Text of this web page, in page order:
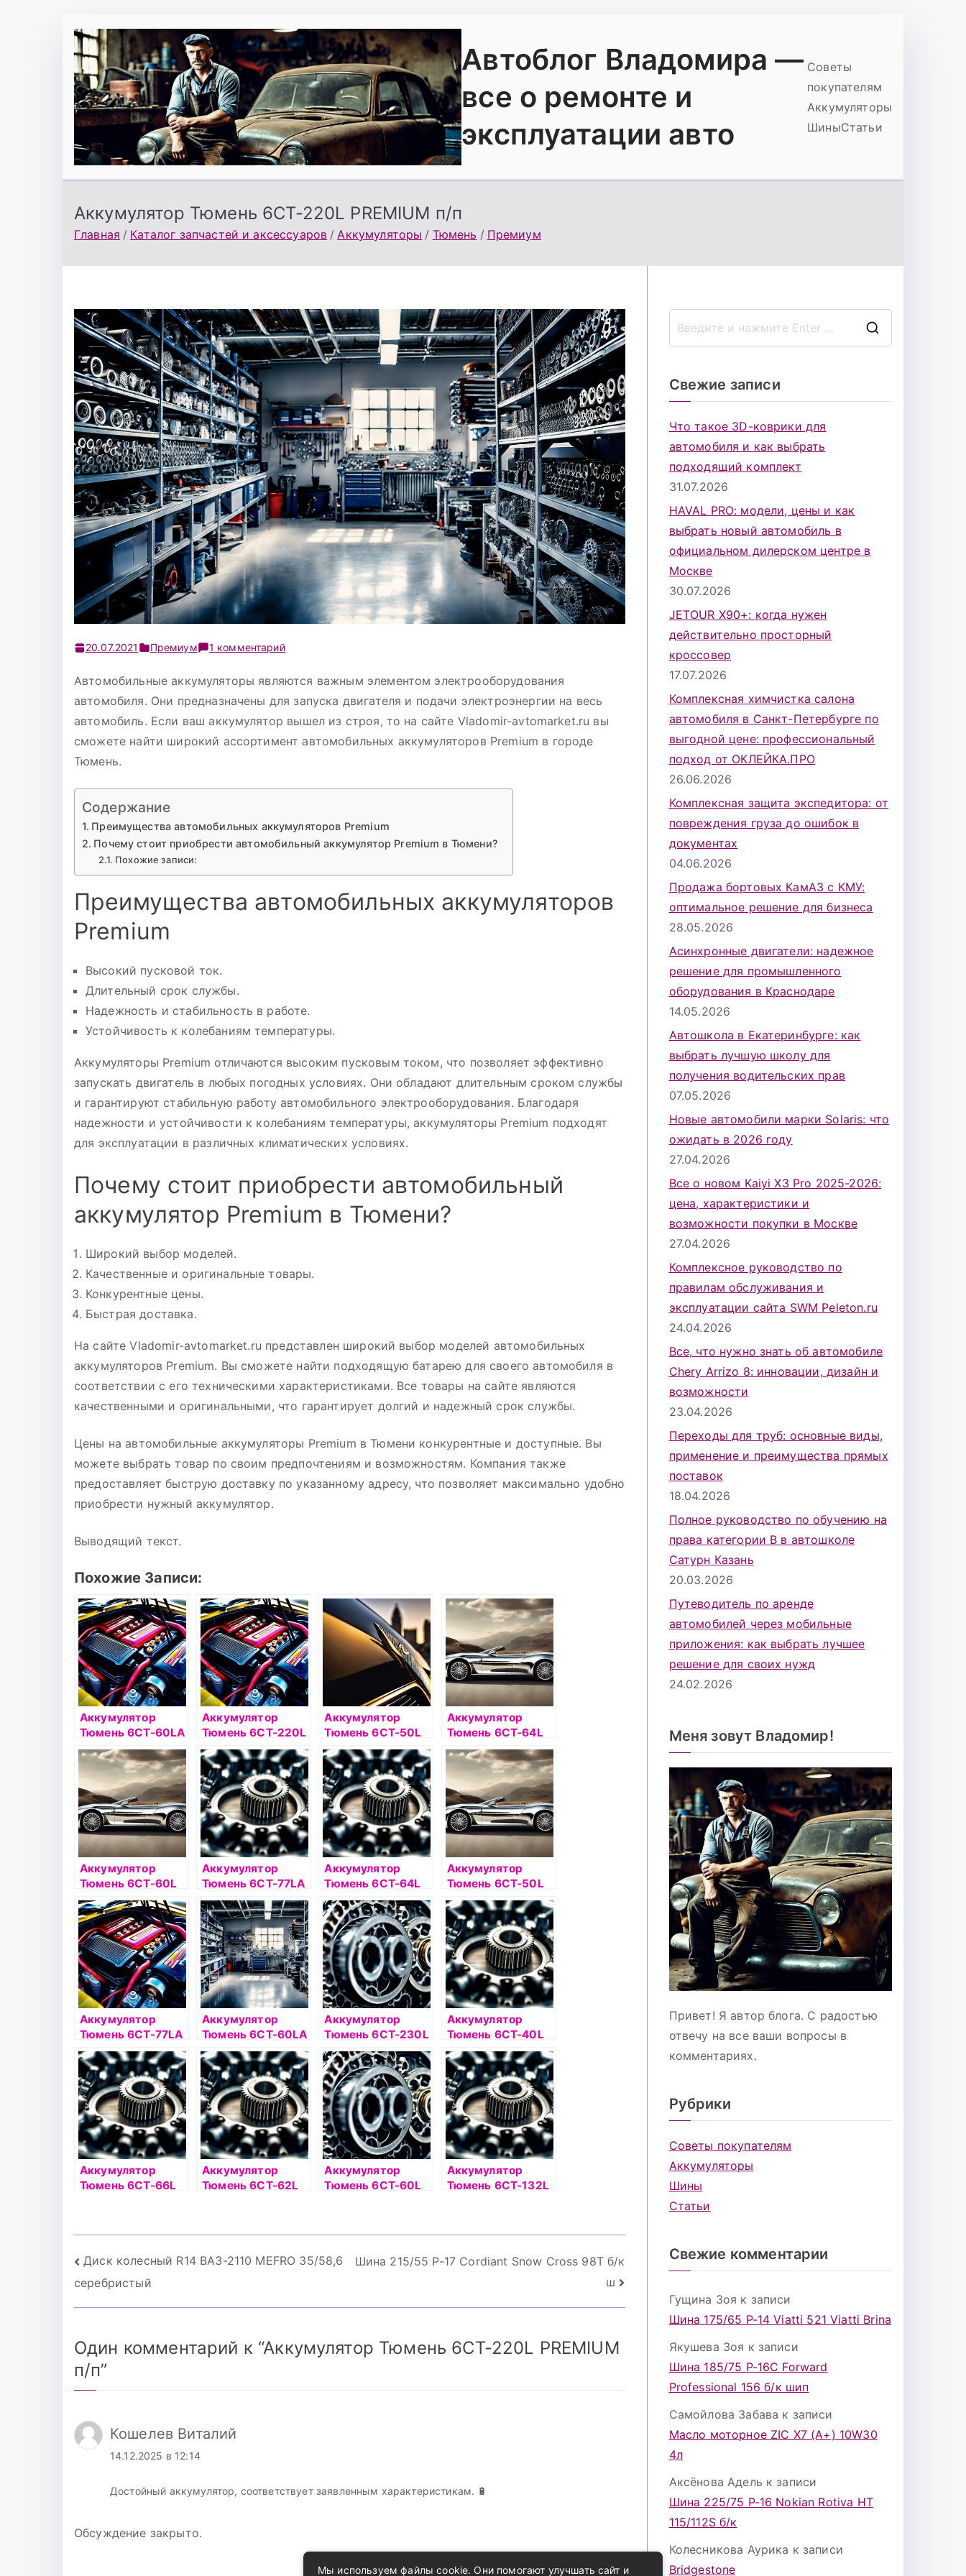
содержимому
Автоблог Владомира —
все о ремонте и
эксплуатации авто
Советы
покупателям
Аккумуляторы
ШиныСтатьи
Аккумулятор Тюмень 6СТ-220L PREMIUM п/п
Главная Каталог запчастей и аксессуаров Аккумуляторы Тюмень Премиум
20.07.2021 Премиум 1 комментарийк
Аккумулятор
Тюмень
6СТ-220L
PREMIUM
Автомобильные аккумуляторы являются важным элементом электрооборудования
автомобиля. Они предназначены для запуска двигателя и подачи электроэнергии на весь
автомобиль. Если ваш аккумулятор вышел из строя, то на сайте Vladomir-avtomarket.ru вы
сможете найти широкий ассортимент автомобильных аккумуляторов Premium в городе
Тюмень.
Содержание
Преимущества автомобильных аккумуляторов Premium
Почему стоит приобрести автомобильный аккумулятор Premium в Тюмени?
Похожие записи:
Преимущества автомобильных аккумуляторов
Premium
Высокий пусковой ток.
Длительный срок службы.
Надежность и стабильность в работе.
Устойчивость к колебаниям температуры.
Аккумуляторы Premium отличаются высоким пусковым током, что позволяет эффективно
запускать двигатель в любых погодных условиях. Они обладают длительным сроком службы
и гарантируют стабильную работу автомобильного электрооборудования. Благодаря
надежности и устойчивости к колебаниям температуры, аккумуляторы Premium подходят
для эксплуатации в различных климатических условиях.
Почему стоит приобрести автомобильный
аккумулятор Premium в Тюмени?
Широкий выбор моделей.
Качественные и оригинальные товары.
Конкурентные цены.
Быстрая доставка.
На сайте Vladomir-avtomarket.ru представлен широкий выбор моделей автомобильных
аккумуляторов Premium. Вы сможете найти подходящую батарею для своего автомобиля в
соответствии с его техническими характеристиками. Все товары на сайте являются
качественными и оригинальными, что гарантирует долгий и надежный срок службы.
Цены на автомобильные аккумуляторы Premium в Тюмени конкурентные и доступные. Вы
можете выбрать товар по своим предпочтениям и возможностям. Компания также
предоставляет быструю доставку по указанному адресу, что позволяет максимально удобно
приобрести нужный аккумулятор.
Выводящий текст.
Похожие Записи:
Аккумулятор
Тюмень 6СТ-60LA
PREMIUM о/п &
Аккумулятор
Тюмень 6СТ-60LA
PREMIUM о/п
Аккумулятор
Тюмень 6СТ-220L
PREMIUM о/п
Аккумулятор
Тюмень 6СТ-50L
PREMIUM п/п
Аккумулятор
Тюмень 6СТ-64L
PREMIUM о/п
Аккумулятор
Тюмень 6СТ-60L
PREMIUM о/п
Аккумулятор
Тюмень 6СТ-77LA
PREMIUM о/п
Аккумулятор
Тюмень 6СТ-64L
PREMIUM
Аккумулятор
Тюмень 6СТ-50L
PREMIUM о/п
Аккумулятор
Тюмень 6СТ-77LA
PREMIUM
Аккумулятор
Тюмень 6СТ-60LA
PREMIUM
Аккумулятор
Тюмень 6СТ-230L
PREMIUM о/п
Аккумулятор
Тюмень 6СТ-40L
Asia о/п
Аккумулятор
Тюмень 6СТ-66L
Аккумулятор
Тюмень 6СТ-62L
Аккумулятор
Тюмень 6СТ-60L
Аккумулятор
Тюмень 6СТ-132L
Навигация
по
Диск колесный R14 ВАЗ-2110 MEFRO 35/58,6
серебристый
Шина 215/55 Р-17 Cordiant Snow Cross 98T б/к
ш
Один комментарий к “Аккумулятор Тюмень 6СТ-220L PREMIUM
п/п”
Кошелев Виталий
14.12.2025 в 12:14
Достойный аккумулятор, соответствует заявленным характеристикам. 🔋
Обсуждение закрыто.
Свежие записи
Что такое 3D-коврики для
автомобиля и как выбрать
подходящий комплект
31.07.2026
HAVAL PRO: модели, цены и как
выбрать новый автомобиль в
официальном дилерском центре в
Москве
30.07.2026
JETOUR X90+: когда нужен
действительно просторный
кроссовер
17.07.2026
Комплексная химчистка салона
автомобиля в Санкт-Петербурге по
выгодной цене: профессиональный
подход от ОКЛЕЙКА.ПРО
26.06.2026
Комплексная защита экспедитора: от
повреждения груза до ошибок в
документах
04.06.2026
Продажа бортовых КамАЗ с КМУ:
оптимальное решение для бизнеса
28.05.2026
Асинхронные двигатели: надежное
решение для промышленного
оборудования в Краснодаре
14.05.2026
Автошкола в Екатеринбурге: как
выбрать лучшую школу для
получения водительских прав
07.05.2026
Новые автомобили марки Solaris: что
ожидать в 2026 году
27.04.2026
Все о новом Kaiyi X3 Pro 2025-2026:
цена, характеристики и
возможности покупки в Москве
27.04.2026
Комплексное руководство по
правилам обслуживания и
эксплуатации сайта SWM Peleton.ru
24.04.2026
Все, что нужно знать об автомобиле
Chery Arrizo 8: инновации, дизайн и
возможности
23.04.2026
Переходы для труб: основные виды,
применение и преимущества прямых
поставок
18.04.2026
Полное руководство по обучению на
права категории B в автошколе
Сатурн Казань
20.03.2026
Путеводитель по аренде
автомобилей через мобильные
приложения: как выбрать лучшее
решение для своих нужд
24.02.2026
Меня зовут Владомир!
Привет! Я автор блога. С радостью
отвечу на все ваши вопросы в
комментариях.
Рубрики
Советы покупателям
Аккумуляторы
Шины
Статьи
Свежие комментарии
Гущина Зоя к записи
Шина 175/65 Р-14 Viatti 521 Viatti Brina
Якушева Зоя к записи
Шина 185/75 Р-16С Forward
Professional 156 б/к шип
Самойлова Забава к записи
Масло моторное ZIC X7 (A+) 10W30
4л
Аксёнова Адель к записи
Шина 225/75 Р-16 Nokian Rotiva HT
115/112S б/к
Колесникова Аурика к записи
Bridgestone
Мы используем файлы cookie. Они помогают улучшать сайт и